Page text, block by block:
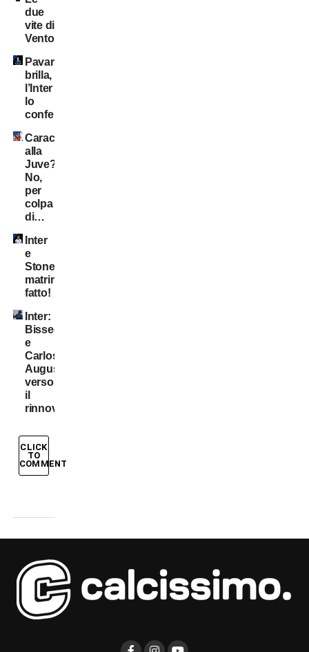
due
vite di
Ventola
Pavard
brilla,
l’Inter
lo
conferma?
Caracciolo
alla
Juve?
No,
per
colpa
di…
Inter
e
Stones:
matrimonio
fatto!
Inter:
Bisseck
e
Carlos
Augusto
verso
il
rinnovo
CLICK
TO
COMMENT